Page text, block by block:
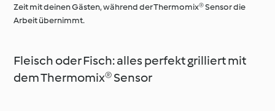
Zeit mit deinen Gästen, während der Thermomix® Sensor die
Arbeit übernimmt.
Fleisch oder Fisch: alles perfekt grilliert mit
dem Thermomix® Sensor